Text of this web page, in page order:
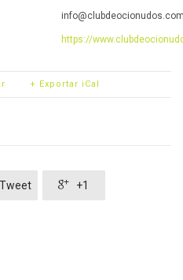
https://
+ Exportar iCal
Tweet  +1